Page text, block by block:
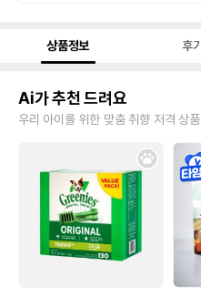
상품정보 후기
Ai가 추천 드려요
우리 아이를 위한 맞춤 취향 저격 상품